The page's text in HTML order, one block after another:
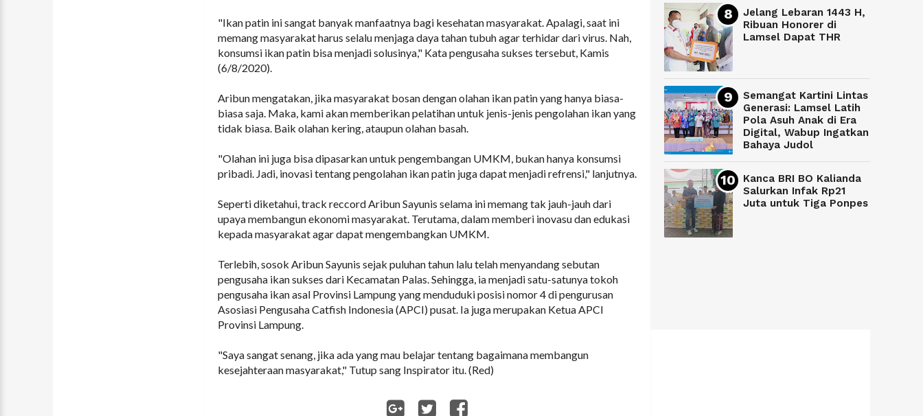
"Ikan patin ini sangat banyak manfaatnya bagi kesehatan masyarakat. Apalagi, saat ini
memang masyarakat harus selalu menjaga daya tahan tubuh agar terhidar dari virus. Nah,
konsumsi ikan patin bisa menjadi solusinya," Kata pengusaha sukses tersebut, Kamis
(6/8/2020).
Aribun mengatakan, jika masyarakat bosan dengan olahan ikan patin yang hanya biasa-
biasa saja. Maka, kami akan memberikan pelatihan untuk jenis-jenis pengolahan ikan yang
tidak biasa. Baik olahan kering, ataupun olahan basah.
"Olahan ini juga bisa dipasarkan untuk pengembangan UMKM, bukan hanya konsumsi
pribadi. Jadi, inovasi tentang pengolahan ikan patin juga dapat menjadi refrensi," lanjutnya.
Seperti diketahui, track reccord Aribun Sayunis selama ini memang tak jauh-jauh dari
upaya membangun ekonomi masyarakat. Terutama, dalam memberi inovasu dan edukasi
kepada masyarakat agar dapat mengembangkan UMKM.
Terlebih, sosok Aribun Sayunis sejak puluhan tahun lalu telah menyandang sebutan
pengusaha ikan sukses dari Kecamatan Palas. Sehingga, ia menjadi satu-satunya tokoh
pengusaha ikan asal Provinsi Lampung yang menduduki posisi nomor 4 di pengurusan
Asosiasi Pengusaha Catfish Indonesia (APCI) pusat. Ia juga merupakan Ketua APCI
Provinsi Lampung.
"Saya sangat senang, jika ada yang mau belajar tentang bagaimana membangun
kesejahteraan masyarakat," Tutup sang Inspirator itu. (Red)
Jelang Lebaran 1443 H,
Ribuan Honorer di
Lamsel Dapat THR
Semangat Kartini Lintas
Generasi: Lamsel Latih
Pola Asuh Anak di Era
Digital, Wabup Ingatkan
Bahaya Judol
Kanca BRI BO Kalianda
Salurkan Infak Rp21
Juta untuk Tiga Ponpes